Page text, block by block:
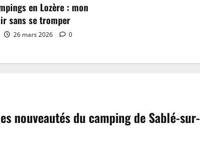
en Lozère : mon
sans se tromper
26 mars 2026 0
nouveautés du camping de Sablé-sur-